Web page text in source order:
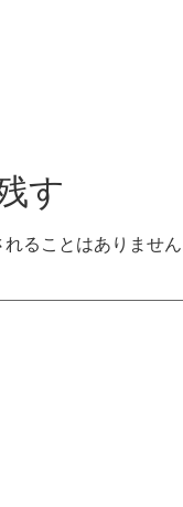
す
ることはありません